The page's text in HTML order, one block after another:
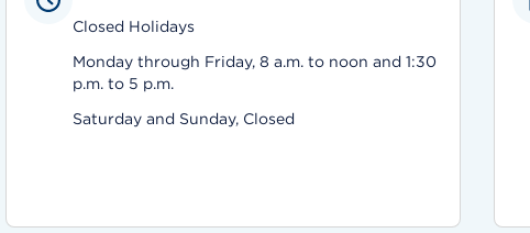
Closed Holidays
Monday through Friday, 8 a.m. to noon and 1:30
p.m. to 5 p.m.
Saturday and Sunday, Closed